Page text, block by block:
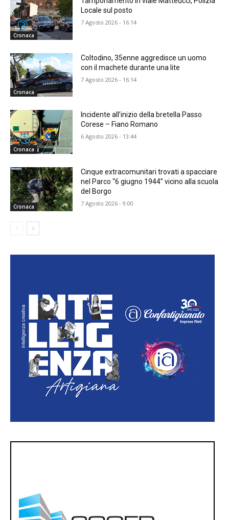
Cronaca
Locale sul posto
7 Agosto 2026 - 16:14
Cronaca
Coltodino, 35enne aggredisce un uomo
con il machete durante una lite
7 Agosto 2026 - 16:14
Cronaca
Incidente all’inizio della bretella Passo
Corese – Fiano Romano
6 Agosto 2026 - 13:44
Cronaca
Cinque extracomunitari trovati a spacciare
nel Parco “6 giugno 1944” vicino alla scuola
del Borgo
7 Agosto 2026 - 9:00